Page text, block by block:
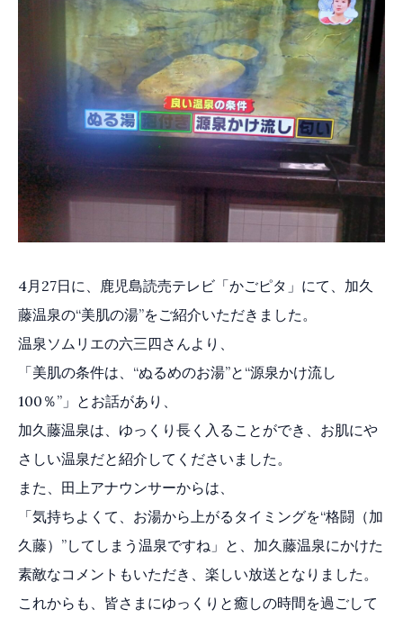
4月27日に、鹿児島読売テレビ「かごピタ」にて、加久
藤温泉の“美肌の湯”をご紹介いただきました。
温泉ソムリエの六三四さんより、
「美肌の条件は、“ぬるめのお湯”と“源泉かけ流し
100％”」とお話があり、
加久藤温泉は、ゆっくり長く入ることができ、お肌にや
さしい温泉だと紹介してくださいました。
また、田上アナウンサーからは、
「気持ちよくて、お湯から上がるタイミングを“格闘（加
久藤）”してしまう温泉ですね」と、加久藤温泉にかけた
素敵なコメントもいただき、楽しい放送となりました。
これからも、皆さまにゆっくりと癒しの時間を過ごして